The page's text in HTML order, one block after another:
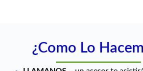
¿Como Lo